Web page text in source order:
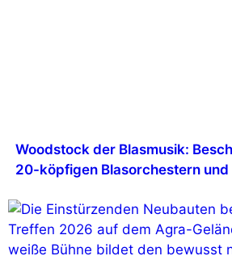
Woodstock der Blasmusik:
20-köpfigen Blasorchestern